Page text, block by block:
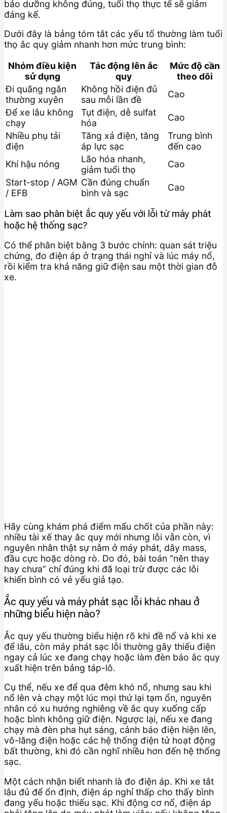
bảo dưỡng không đúng, tuổi thọ thực tế sẽ giảm
đáng kể.
Dưới đây là bảng tóm tắt các yếu tố thường làm tuổi
thọ ắc quy giảm nhanh hơn mức trung bình:
Nhóm điều kiện
sử dụng
Tác động lên ắc
quy
Mức độ cần
theo dõi
Đi quãng ngắn
thường xuyên
Không hồi điện đủ
sau mỗi lần đề
Cao
Để xe lâu không
chạy
Tụt điện, dễ sulfat
hóa
Cao
Nhiều phụ tải
điện
Tăng xả điện, tăng
áp lực sạc
Trung bình
đến cao
Khí hậu nóng
Lão hóa nhanh,
giảm tuổi thọ
Cao
Start-stop / AGM
/ EFB
Cần đúng chuẩn
bình và sạc
Cao
Làm sao phân biệt ắc quy yếu với lỗi từ máy phát
hoặc hệ thống sạc?
Có thể phân biệt bằng 3 bước chính: quan sát triệu
chứng, đo điện áp ở trạng thái nghỉ và lúc máy nổ,
rồi kiểm tra khả năng giữ điện sau một thời gian đỗ
xe.
Hãy cùng khám phá điểm mấu chốt của phần này:
nhiều tài xế thay ắc quy mới nhưng lỗi vẫn còn, vì
nguyên nhân thật sự nằm ở máy phát, dây mass,
đầu cực hoặc dòng rò. Do đó, bài toán “nên thay
hay chưa” chỉ đúng khi đã loại trừ được các lỗi
khiến bình có vẻ yếu giả tạo.
Ắc quy yếu và máy phát sạc lỗi khác nhau ở
những biểu hiện nào?
Ắc quy yếu thường biểu hiện rõ khi đề nổ và khi xe
để lâu, còn máy phát sạc lỗi thường gây thiếu điện
ngay cả lúc xe đang chạy hoặc làm đèn báo ắc quy
xuất hiện trên bảng táp-lô.
Cụ thể, nếu xe để qua đêm khó nổ, nhưng sau khi
nổ lên và chạy một lúc mọi thứ lại tạm ổn, nguyên
nhân có xu hướng nghiêng về ắc quy xuống cấp
hoặc bình không giữ điện. Ngược lại, nếu xe đang
chạy mà đèn pha hụt sáng, cảnh báo điện hiện lên,
vô-lăng điện hoặc các hệ thống điện tử hoạt động
bất thường, khi đó cần nghĩ nhiều hơn đến hệ thống
sạc.
Một cách nhận biết nhanh là đo điện áp. Khi xe tắt
lâu đủ để ổn định, điện áp nghỉ thấp cho thấy bình
đang yếu hoặc thiếu sạc. Khi động cơ nổ, điện áp